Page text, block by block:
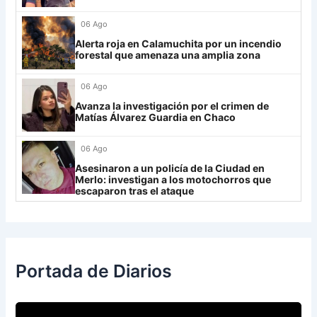
Always Ready
Grupo H
IDV
Rosario Central
UCV FC
Libertad
06 Ago
Alerta roja en Calamuchita por un incendio
forestal que amenaza una amplia zona
06 Ago
Avanza la investigación por el crimen de
Matías Álvarez Guardia en Chaco
06 Ago
Asesinaron a un policía de la Ciudad en
Merlo: investigan a los motochorros que
escaparon tras el ataque
Portada de Diarios